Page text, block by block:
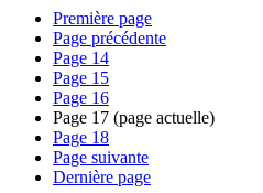
Première page
Page précédente
Page 14
Page 15
Page 16
Page 17 (page actuelle)
Page 18
Page suivante
Dernière page